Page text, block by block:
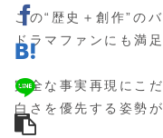
この“歴史＋創作”の
ドラマファンにも満
完全な事実再現にこ
白さを優先する姿勢